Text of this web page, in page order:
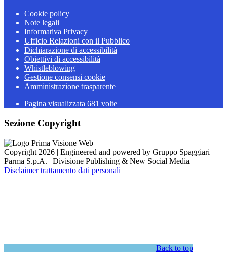
Cookie policy
Note legali
Informativa Privacy
Ufficio Relazioni con il Pubblico
Dichiarazione di accessibilità
Obiettivi di accessibilità
Whistleblowing
Gestione consensi cookie
Amministrazione trasparente
Pagina visualizzata 681 volte
Sezione Copyright
Copyright 2026 | Engineered and powered by Gruppo Spaggiari
Parma S.p.A. | Divisione Publishing & New Social Media
Disclaimer trattamento dati personali
Back to top